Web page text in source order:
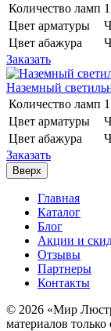
Количество ламп
Цвет арматуры
Цвет абажура
Заказать
Наземный
Количество ламп
Цвет арматуры
Цвет абажура
Заказать
Вверх
Главная
Каталог
Блог
Акции и
Отзывы
Партнеры
Контакты
© 2026 «Мир
материалов